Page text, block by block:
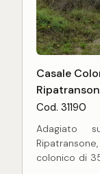
Casale
Cod. 31190
Adagiato
colonico di